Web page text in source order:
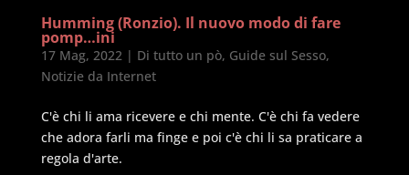
Humming (Ronzio). Il nuovo modo di fare
pomp…ini
17 Mag, 2022| Di tutto un pò, Guide sul Sesso,
Notizie da Internet
C'è chi li ama ricevere e chi mente. C'è chi fa vedere
che adora farli ma finge e poi c'è chi li sa praticare a
regola d'arte.